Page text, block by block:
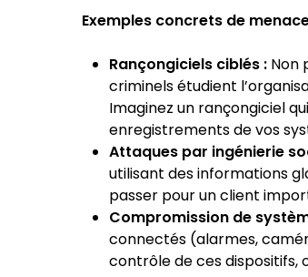
Exemples concrets de
Rançongiciels ciblés : Non
criminels étudient
Imaginez un rançongiciel
enregistrements de vos
Attaques par ingénierie
utilisant des informations
passer pour un client
Compromission de
connectés (alarmes,
contrôle de ces dispositifs,